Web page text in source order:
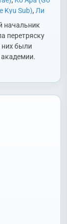
Kyu Sub), Ли
,
(Moon Hee
Ah) ,
Пак
начальник
перетряску
них были